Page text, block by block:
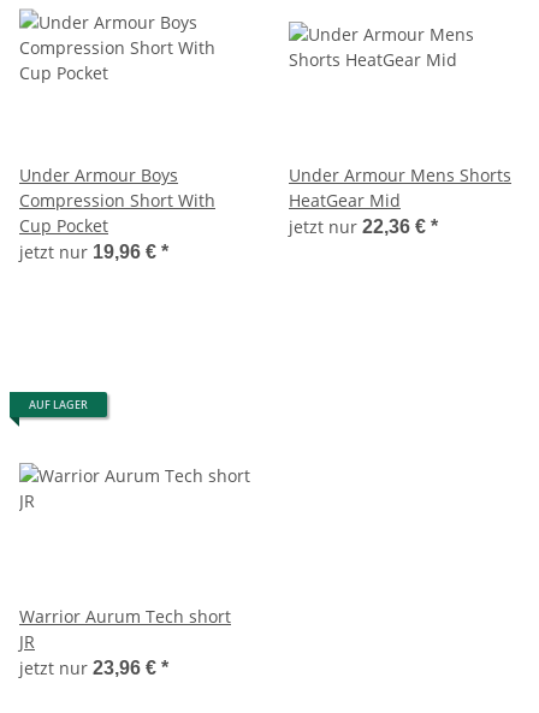
Under Armour Boys
Compression Short With
Cup Pocket
jetzt nur 19,96 € *
Under Armour Mens Shorts
HeatGear Mid
jetzt nur 22,36 € *
AUF LAGER
Warrior Aurum Tech short
JR
jetzt nur 23,96 € *